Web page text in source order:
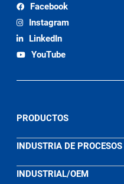
Facebook
Instagram
LinkedIn
YouTube
PRODUCTOS
INDUSTRIA DE PROCESOS
INDUSTRIAL/OEM